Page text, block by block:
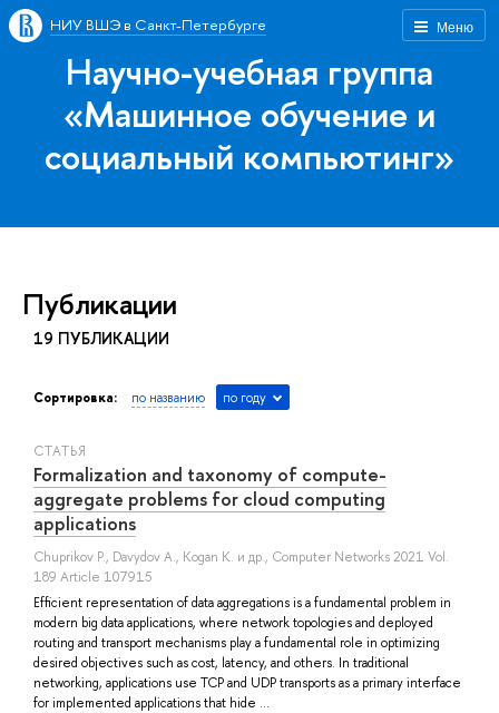
Меню
НИУ ВШЭ в Санкт-Петербурге
Научно-учебная группа
«Машинное обучение и
социальный компьютинг»
Публикации
19 ПУБЛИКАЦИИ
Сортировка: по названию по году
СТАТЬЯ
Formalization and taxonomy of compute-
aggregate problems for cloud computing
applications
Chuprikov P., Davydov A., Kogan K. и др., Computer Networks 2021 Vol.
189 Article 107915
Efficient representation of data aggregations is a fundamental problem in
modern big data applications, where network topologies and deployed
routing and transport mechanisms play a fundamental role in optimizing
desired objectives such as cost, latency, and others. In traditional
networking, applications use TCP and UDP transports as a primary interface
for implemented applications that hide ...